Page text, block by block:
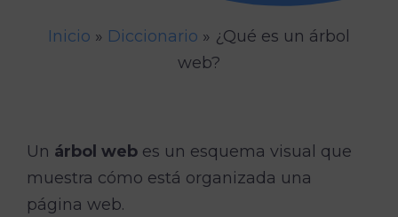
Inicio » Diccionario » ¿Qué es un árbol
web?
Un árbol web es un esquema visual que
muestra cómo está organizada una
página web.